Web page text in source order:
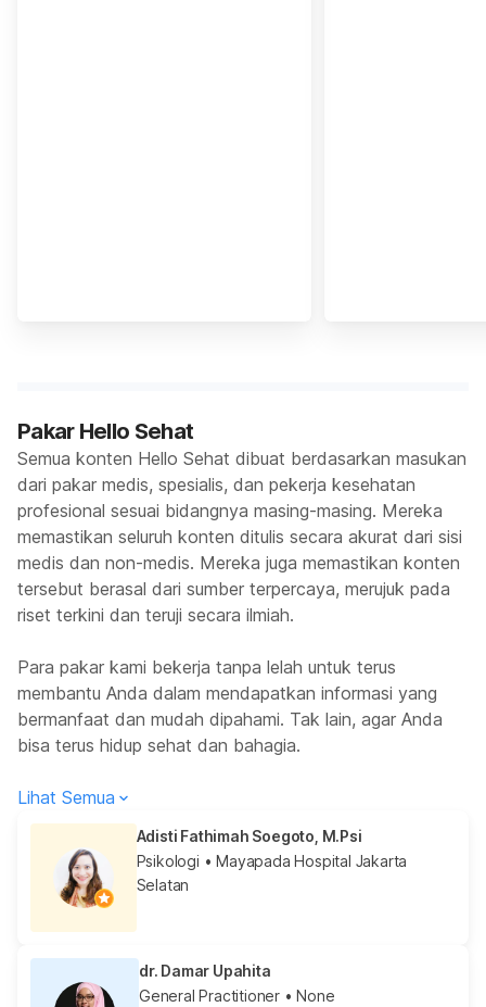
Pakar Hello Sehat
Semua konten Hello Sehat dibuat berdasarkan masukan
dari pakar medis, spesialis, dan pekerja kesehatan
profesional sesuai bidangnya masing-masing. Mereka
memastikan seluruh konten ditulis secara akurat dari sisi
medis dan non-medis. Mereka juga memastikan konten
tersebut berasal dari sumber terpercaya, merujuk pada
riset terkini dan teruji secara ilmiah.
Para pakar kami bekerja tanpa lelah untuk terus
membantu Anda dalam mendapatkan informasi yang
bermanfaat dan mudah dipahami. Tak lain, agar Anda
bisa terus hidup sehat dan bahagia.
Lihat Semua
Adisti Fathimah Soegoto, M.Psi
Psikologi • Mayapada Hospital Jakarta
Selatan
dr. Damar Upahita
General Practitioner • None